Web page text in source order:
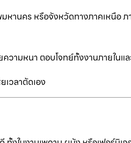
หานคร หรือจังหวัดทางภาคเหนือ ภ
วามหนา ตอบโจทย์ทั้งงานภายในแ
เวลาตัดเอง